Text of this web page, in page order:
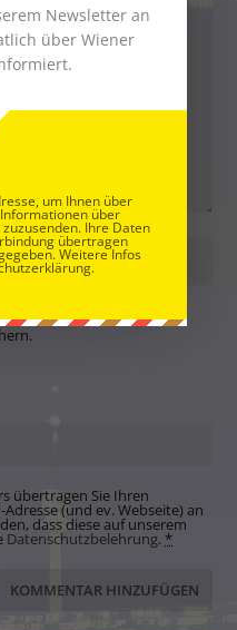
in diesem Browser für
übertragen Sie Ihren
(und ev. Webseite) an
dass diese auf unserem
Datenschutzbelehrung.*
Newsletter an
über Wiener
um Ihnen über
über
Ihre Daten
übertragen
Weitere Infos